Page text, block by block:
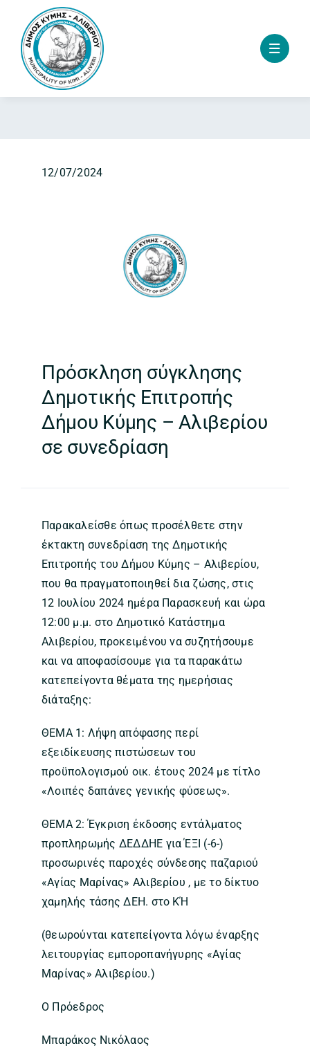
content
12/07/2024
Πρόσκληση σύγκλησης
Δημοτικής Επιτροπής
Δήμου Κύμης – Αλιβερίου
σε συνεδρίαση
Παρακαλείσθε όπως προσέλθετε στην
έκτακτη συνεδρίαση της Δημοτικής
Επιτροπής του Δήμου Κύμης – Αλιβερίου,
που θα πραγματοποιηθεί δια ζώσης, στις
12 Ιουλίου 2024 ημέρα Παρασκευή και ώρα
12:00 μ.μ. στο Δημοτικό Κατάστημα
Αλιβερίου, προκειμένου να συζητήσουμε
και να αποφασίσουμε για τα παρακάτω
κατεπείγοντα θέματα της ημερήσιας
διάταξης:
ΘΕΜΑ 1: Λήψη απόφασης περί
εξειδίκευσης πιστώσεων του
προϋπολογισμού οικ. έτους 2024 με τίτλο
«Λοιπές δαπάνες γενικής φύσεως».
ΘΕΜΑ 2: Έγκριση έκδοσης εντάλματος
προπληρωμής ΔΕΔΔΗΕ για ΈΞΙ (-6-)
προσωρινές παροχές σύνδεσης παζαριού
«Αγίας Μαρίνας» Αλιβερίου , με το δίκτυο
χαμηλής τάσης ΔΕΗ. στο ΚΉ
(θεωρούνται κατεπείγοντα λόγω έναρξης
λειτουργίας εμποροπανήγυρης «Αγίας
Μαρίνας» Αλιβερίου.)
Ο Πρόεδρος
Μπαράκος Νικόλαος